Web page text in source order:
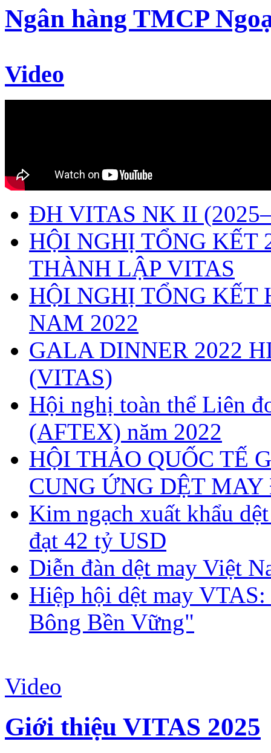
Ngân hàng TMCP
Video
ĐH VITAS NK II
HỘI NGHỊ TỔNG
THÀNH LẬP VITAS
HỘI NGHỊ TỔNG KẾT
NAM 2022
GALA DINNER 2022
(VITAS)
Hội nghị toàn thể Liên
(AFTEX) năm 2022
HỘI THẢO QUỐC TẾ
CUNG ỨNG DỆT
Kim ngạch xuất khẩu
đạt 42 tỷ USD
Diễn đàn dệt may Việt
Hiệp hội dệt may
Bông Bền Vững"
Video
Giới thiệu VITAS 2025